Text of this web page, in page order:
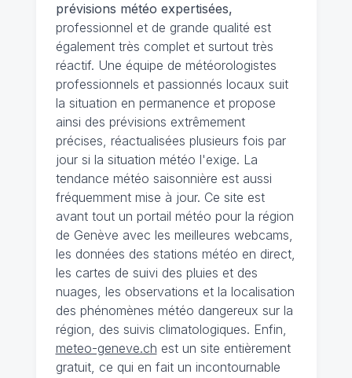
prévisions météo expertisées,
professionnel et de grande qualité est
également très complet et surtout très
réactif. Une équipe de météorologistes
professionnels et passionnés locaux suit
la situation en permanence et propose
ainsi des prévisions extrêmement
précises, réactualisées plusieurs fois par
jour si la situation météo l'exige. La
tendance météo saisonnière est aussi
fréquemment mise à jour. Ce site est
avant tout un portail météo pour la région
de Genève avec les meilleures webcams,
les données des stations météo en direct,
les cartes de suivi des pluies et des
nuages, les observations et la localisation
des phénomènes météo dangereux sur la
région, des suivis climatologiques. Enfin,
meteo-geneve.ch est un site entièrement
gratuit, ce qui en fait un incontournable